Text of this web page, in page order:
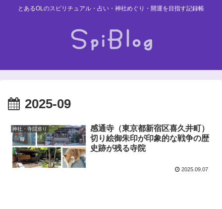
とあるOLのスピリチュアル・占い・神社めぐり・開運を目指す記録帳
2025-09
神社・寺院巡り
感通寺（東京都新宿区喜久井町）
切り絵御朱印が印象的な戦争の歴
史跡が残る寺院
2025.09.07